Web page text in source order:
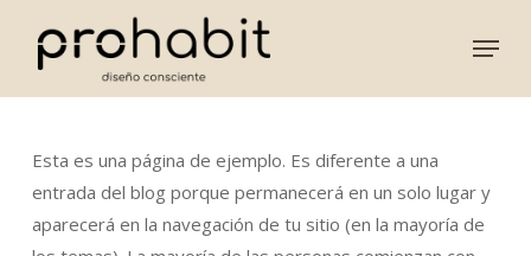
Menu
Esta es una página de ejemplo. Es diferente a una
entrada del blog porque permanecerá en un solo lugar y
aparecerá en la navegación de tu sitio (en la mayoría de